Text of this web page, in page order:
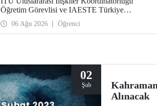
Öğretim Görevlisi ve IAESTE Türkiye
Sorumlusu Cahit Okan, akademik ilişkileri ve iş
birliğini geliştirmek amacıyla 20-27 Temmuz
tarihlerinde ABD’de dünyanın önde gelen
06 Ağu 2026 Öğrenci
02
Şub
Alınacak